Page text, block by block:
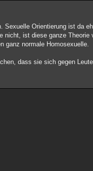
Orientierung ist da
nicht, ist diese ganze
ganz normale Homosexuelle.
dass sie sich gegen